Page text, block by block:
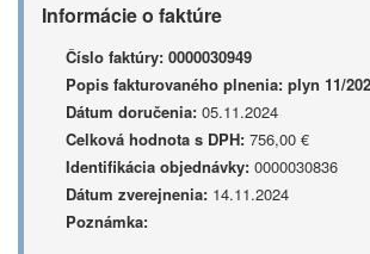
Informácie o faktúre
Číslo faktúry: 0000030949
Popis fakturovaného plnenia: plyn 11/
Dátum doručenia: 05.11.2024
Celková hodnota s DPH: 756,00 €
Identifikácia objednávky: 0000030836
Dátum zverejnenia: 14.11.2024
Poznámka: